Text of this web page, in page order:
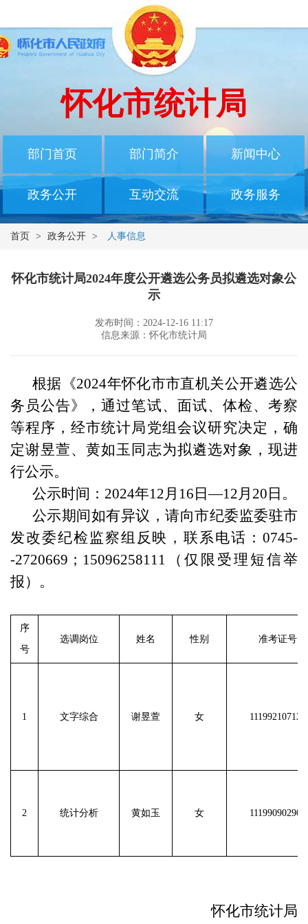
怀化市统计局
部门首页 部门简介 新闻中心
政务公开 互动交流 政务服务
首页 > 政务公开 > 人事信息
怀化市统计局2024年度公开遴选公务员拟遴选对象公
示
发布时间：2024-12-16 11:17
信息来源：怀化市统计局
根据《2024年怀化市市直机关公开遴选公
务员公告》，通过笔试、面试、体检、考察
等程序，经市统计局党组会议研究决定，确
定谢昱萱、黄如玉 同志为拟遴选对象，现进
行公示。
公示时间：2024年12月16 日—12月 20 日。
公示期间如有异议，请向市纪委监委驻市
发改委纪检监察组反映，联系电话：0745-
-2720669 ；15096258111（仅限受理短信举
报）。
序
号
选调岗位 姓名 性别 准考证号
1 文字综合 谢昱萱 女 111992107127
2 统计分析 黄如玉 女 111990902909
怀化市统计局